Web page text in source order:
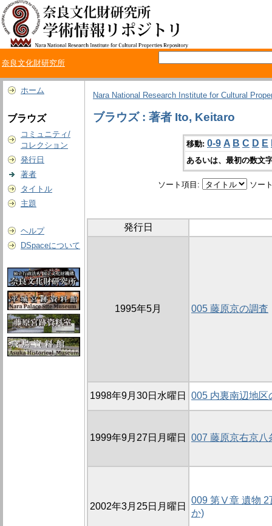
奈良文化財研究所
ホーム
ブラウズ
コミュニティ/
コレクション
発行日
著者
タイトル
主題
ヘルプ
DSpaceについて
Nara National Research Institute for Cultural
ブラウズ : 著者 Ito, Keitaro
移動: 0-9 A B C D E
あるいは、最初の数文
ソート項目: ソー
発行日
1995年5月 005 藤原京の調査
1998年9月30日水曜日 005 内裏南辺地
1999年9月27日月曜日 007 藤原京右京
2002年3月25日月曜日
009 第Ⅴ章 遺物 2
か)